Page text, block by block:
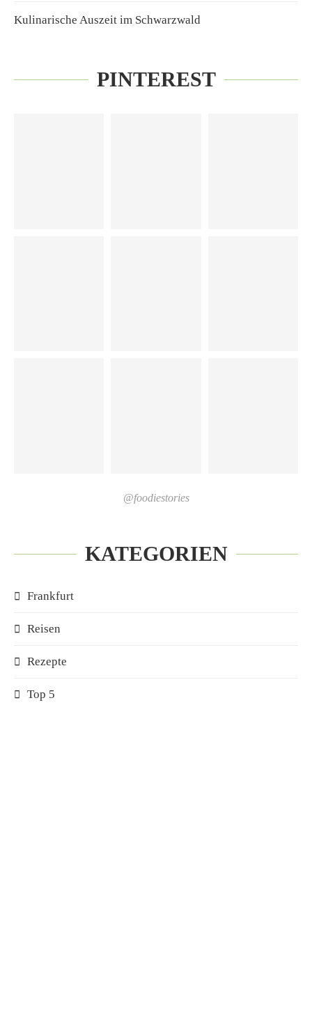
Kulinarische Auszeit im Schwarzwald
PINTEREST
@foodiestories
KATEGORIEN
Frankfurt
Reisen
Rezepte
Top 5